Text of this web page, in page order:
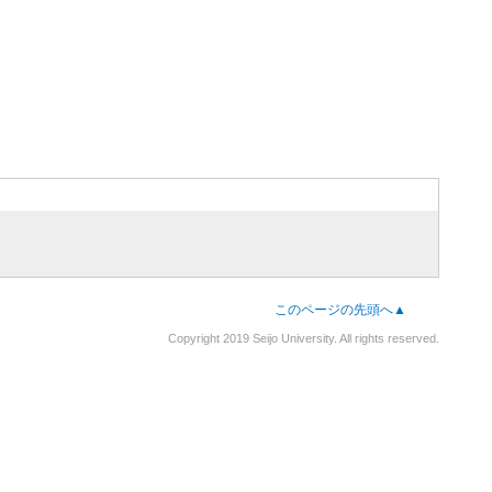
このページの先頭へ▲
Copyright 2019 Seijo University. All rights reserved.